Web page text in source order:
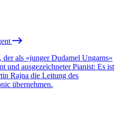
der als «junger Dudamel Ungarns»
und ausgezeichneter Pianist: Es ist
Rajna die Leitung des
übernehmen.